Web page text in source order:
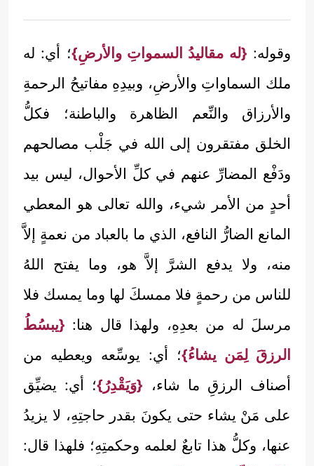
وقوله: {له مقاليدُ السمواتِ والأرضِ}؛ أي: له
ملك السماواتِ والأرضِ، وبيدِهِ مفاتيحُ الرحمةِ
والأرزاق والنِّعم الظاهرة والباطنة؛ فكلُّ
الخلق مفتقرون إلى الله في جَلْب مصالحهم
ودَفْع المضارِّ عنهم في كلِّ الأحوال، ليس بيد
أحدٍ من الأمر شيء، والله تعالى هو المعطي
المانع الضارُّ النافع، الذي ما بالعباد من نعمةٍ إلاَّ
منه، ولا يدفع الشرَّ إلاَّ هو، وما يفتح اللهُ
للناس من رحمةٍ فلا ممسكَ لها وما يمسك فلا
مرسلَ له من بعدِهِ، ولهذا قال هنا: {يبسُطُ
الرزقَ لِمَن يشاءُ}؛ أي: يوسِّعه ويعطيه من
أصناف الرزقِ ما شاء، {وَيَقْدِرُ}؛ أي: يضيِّق
على مَنْ يشاء حتى يكونَ بقدر حاجتِهِ، لا يزيدُ
عنها، وكلُّ هذا تابعٌ لعلمه وحكمتِهِ؛ فلهذا قال: